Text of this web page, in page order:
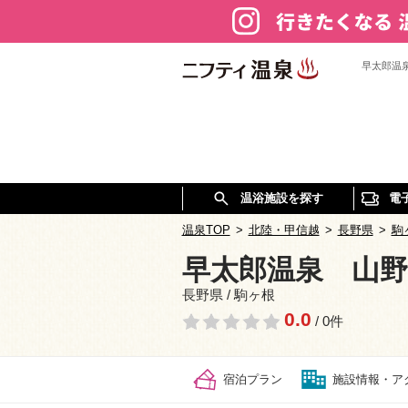
早太郎温
温浴施設を探す 電
温泉TOP > 北陸・甲信越 > 長野県 > 駒
早太郎温泉 山
長野県 / 駒ヶ根
0.0 / 0件
宿泊プラン 施設情報・ア